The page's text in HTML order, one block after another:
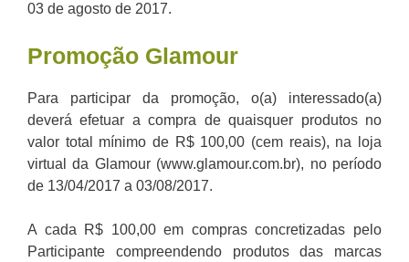
03 de agosto de 2017.
Promoção Glamour
Para participar da promoção, o(a) interessado(a)
deverá efetuar a compra de quaisquer produtos no
valor total mínimo de R$ 100,00 (cem reais), na loja
virtual da Glamour (www.glamour.com.br), no período
de 13/04/2017 a 03/08/2017.
A cada R$ 100,00 em compras concretizadas pelo
Participante compreendendo produtos das marcas